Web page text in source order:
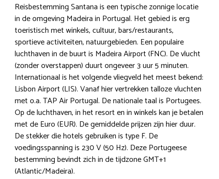
Reisbestemming Santana is een typische zonnige locatie
in de omgeving Madeira in Portugal. Het gebied is erg
toeristisch met winkels, cultuur, bars/restaurants,
sportieve activiteiten, natuurgebieden. Een populaire
luchthaven in de buurt is Madeira Airport (FNC). De vlucht
(zonder overstappen) duurt ongeveer 3 uur 5 minuten.
Internationaal is het volgende vliegveld het meest bekend:
Lisbon Airport (LIS). Vanaf hier vertrekken talloze vluchten
met o.a. TAP Air Portugal. De nationale taal is Portugees.
Op de luchthaven, in het resort en in winkels kan je betalen
met de Euro (EUR). De gemiddelde prijzen zijn hier duur.
De stekker die hotels gebruiken is type F. De
voedingsspanning is 230 V (50 Hz). Deze Portugeese
bestemming bevindt zich in de tijdzone GMT+1
(Atlantic/Madeira).